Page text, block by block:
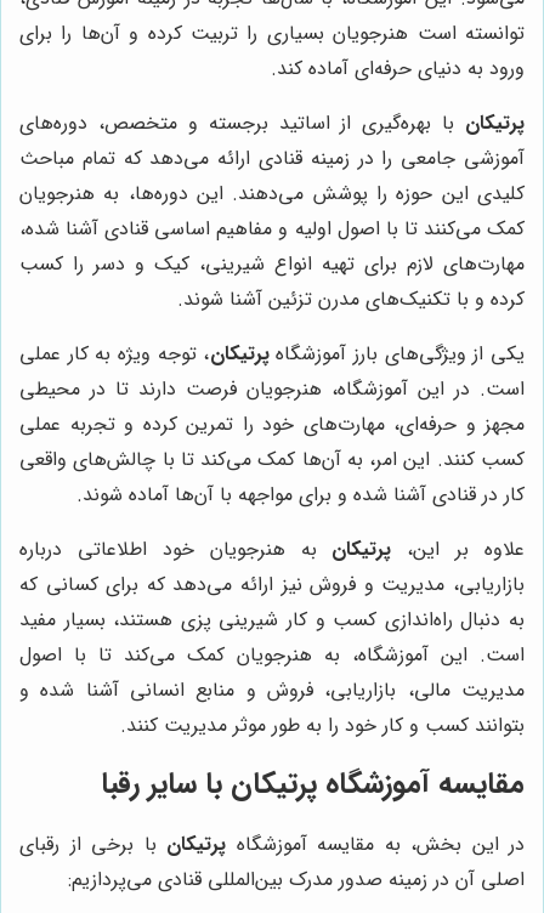
توانسته است هنرجویان بسیاری را تربیت کرده و آن‌ها را برای
ورود به دنیای حرفه‌ای آماده کند.
پرتیکان با بهره‌گیری از اساتید برجسته و متخصص، دوره‌های
آموزشی جامعی را در زمینه قنادی ارائه می‌دهد که تمام مباحث
کلیدی این حوزه را پوشش می‌دهند. این دوره‌ها، به هنرجویان
کمک می‌کنند تا با اصول اولیه و مفاهیم اساسی قنادی آشنا شده،
مهارت‌های لازم برای تهیه انواع شیرینی، کیک و دسر را کسب
کرده و با تکنیک‌های مدرن تزئین آشنا شوند.
یکی از ویژگی‌های بارز آموزشگاهپرتیکان، توجه ویژه به کار عملی
است. در این آموزشگاه، هنرجویان فرصت دارند تا در محیطی
مجهز و حرفه‌ای، مهارت‌های خود را تمرین کرده و تجربه عملی
کسب کنند. این امر، به آن‌ها کمک می‌کند تا با چالش‌های واقعی
کار در قنادی آشنا شده و برای مواجهه با آن‌ها آماده شوند.
علاوه بر این، پرتیکان به هنرجویان خود اطلاعاتی درباره
بازاریابی، مدیریت و فروش نیز ارائه می‌دهد که برای کسانی که
به دنبال راه‌اندازی کسب و کار شیرینی پزی هستند، بسیار مفید
است. این آموزشگاه، به هنرجویان کمک می‌کند تا با اصول
مدیریت مالی، بازاریابی، فروش و منابع انسانی آشنا شده و
بتوانند کسب و کار خود را به طور موثر مدیریت کنند.
مقایسه آموزشگاه پرتیکان با سایر رقبا
در این بخش، به مقایسه آموزشگاه پرتیکان با برخی از رقبای
اصلی آن در زمینه صدور مدرک بین‌المللی قنادی می‌پردازیم: